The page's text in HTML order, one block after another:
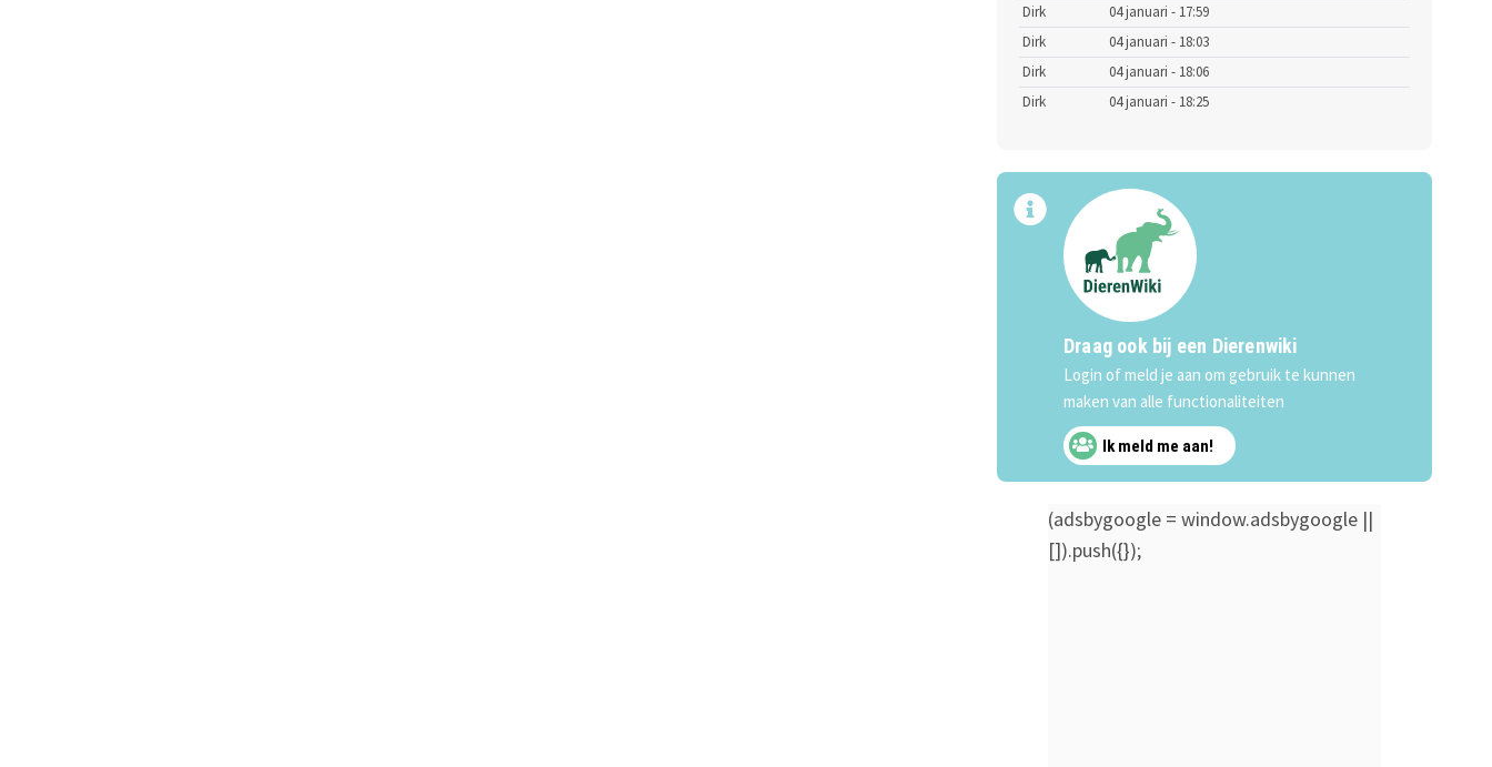
Dirk
04 januari - 17:59
Dirk
04 januari - 18:03
Dirk
04 januari - 18:06
Dirk
04 januari - 18:25
Draag ook bij een Dierenwiki
Login of meld je aan om gebruik te kunnen
maken van alle functionaliteiten
Ik meld me aan!
(adsbygoogle = window.adsbygoogle ||
[]).push({});